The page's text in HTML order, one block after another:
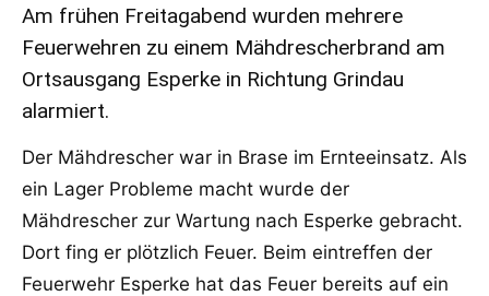
Am frühen Freitagabend wurden mehrere
Feuerwehren zu einem Mähdrescherbrand am
Ortsausgang Esperke in Richtung Grindau
alarmiert.
Der Mähdrescher war in Brase im Ernteeinsatz. Als
ein Lager Probleme macht wurde der
Mähdrescher zur Wartung nach Esperke gebracht.
Dort fing er plötzlich Feuer. Beim eintreffen der
Feuerwehr Esperke hat das Feuer bereits auf ein